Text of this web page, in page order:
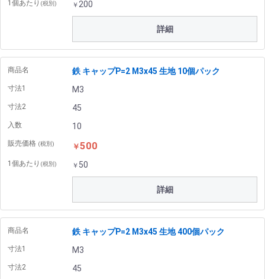
1個あたり (税別) ￥200
詳細
商品名 鉄 キャップP=2 M3x45 生地 10個パック
寸法1 M3
寸法2 45
入数 10
販売価格 (税別) ￥500
1個あたり (税別) ￥ 50
詳細
商品名 鉄 キャップP=2 M3x45 生地 400個パック
寸法1 M3
寸法2 45